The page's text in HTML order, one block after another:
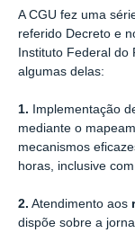
A CGU fez uma
referido Decreto e
Instituto Federal
algumas delas:
1. Implementação
mediante o
mecanismos
horas, inclusive
2. Atendimento aos
dispõe sobre a